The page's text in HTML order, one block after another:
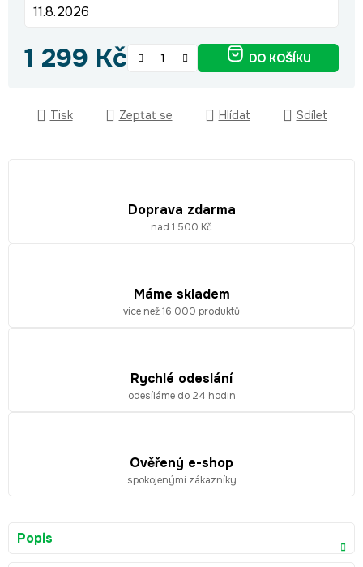
11.8.2026
1 299 Kč DO KOŠÍKU
Tisk Zeptat se Hlídat Sdílet
Doprava zdarma
nad 1 500 Kč
Máme skladem
více než 16 000 produktů
Rychlé odeslání
odesíláme do 24 hodin
Ověřený e-shop
spokojenými zákazníky
Popis